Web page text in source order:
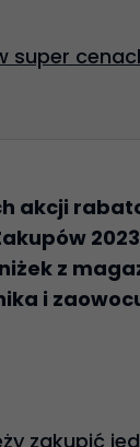
super
akcji
z
i
zakupić